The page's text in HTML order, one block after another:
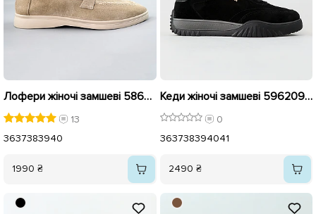
Лофери жіночі замшеві 586284 Бежеві
13
3637383940
1990 ₴
Кеди жіночі замшеві 596209 Чорні
0
363738394041
2490 ₴